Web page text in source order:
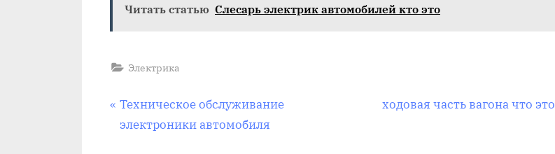
Читать статью Слесарь электрик автомобилей кто это
Электрика
Навигация
P
r
Техническое обслуживание
электроники автомобиля
N
ходовая часть вагона что это